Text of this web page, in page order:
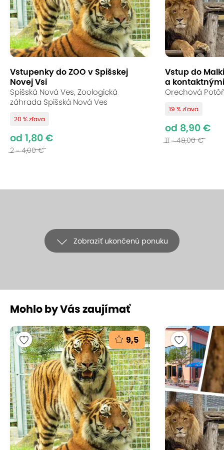
Vstupenky do ZOO v Spišskej
Novej Vsi
Spišská Nová Ves, Zoologická
záhrada Spišská Nová Ves
20 % zľava
od 1,80 €
2 - 4,00 €
Vstup do
a
Orechová
19 % zľava
od 8,90 €
11 - 48,00 €
Zobraziť ukončenú ponuku
Strelecké dobrodružstvo v Hunter
Clube - verejnej strelnici v Ružinove
HUNTER CLUB, s.r.o., Bratislava - Ružinov (mapa)
9.5Vynikajúce hodnotenie
Chcete si vyskúšať streľbu z legendárnych zbraní?
V Hunter Club Bratislava vás čakajú exkluzívne
Mohlo by Vás zaujímať
9,5